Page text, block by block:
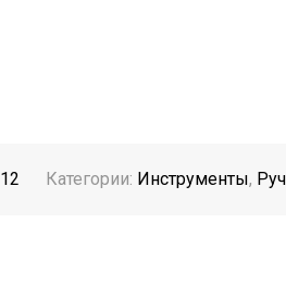
Категории: Инструменты,